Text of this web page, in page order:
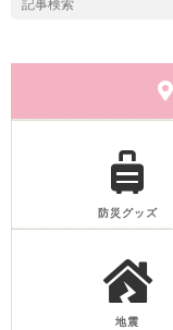
防災グッズ
地震